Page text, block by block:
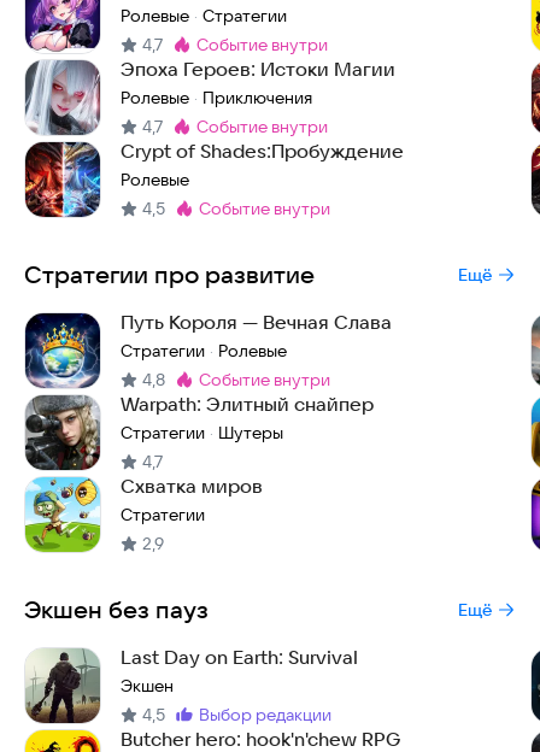
Ролевые · Стратегии
4,7 Метка:
событие внутри
Эпоха Героев: Истоки Магии
Ролевые · Приключения
4,7 Метка:
событие внутри
Crypt of Shades:Пробуждение
Ролевые
4,5 Метка:
событие внутри
Стратегии про развитие Ещё
Путь Короля — Вечная Слава
Стратегии · Ролевые
4,8 Метка:
событие внутри
Warpath: Элитный снайпер
Стратегии · Шутеры
4,7
Схватка миров
Стратегии
2,9
Экшен без пауз Ещё
Last Day on Earth: Survival
Экшен
4,5 Метка:
выбор редакции
Butcher hero: hook'n'chew RPG